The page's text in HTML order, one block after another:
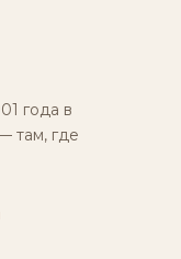
года в
там, где